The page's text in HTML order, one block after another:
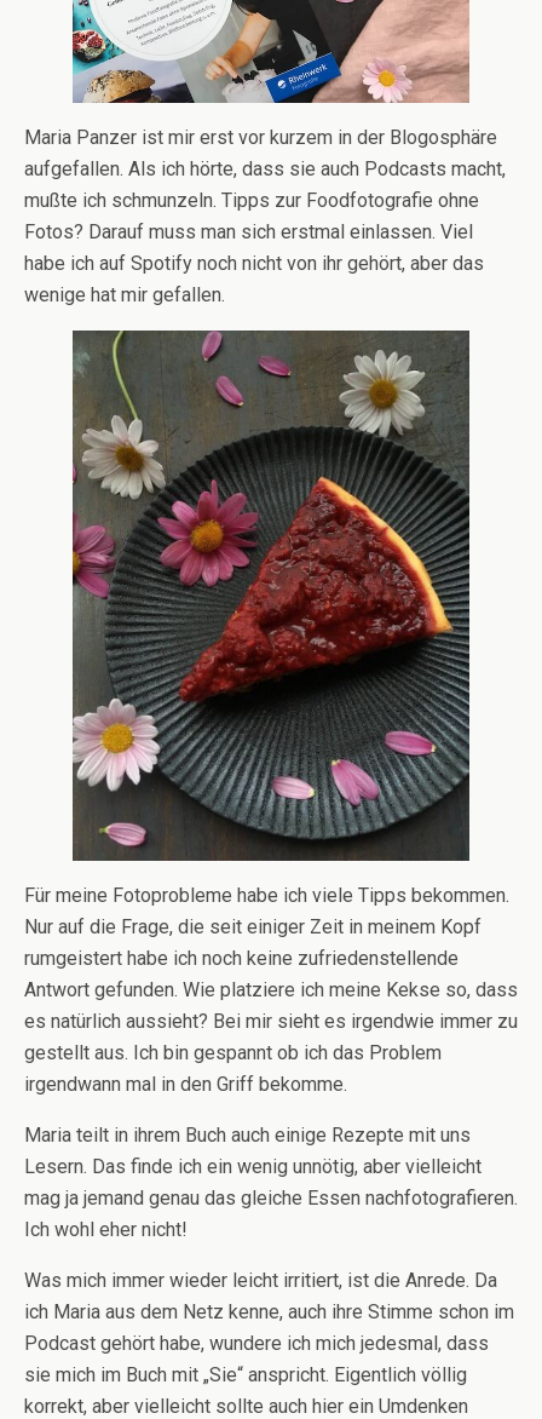
Maria Panzer ist mir erst vor kurzem in der Blogosphäre
aufgefallen. Als ich hörte, dass sie auch Podcasts macht,
mußte ich schmunzeln. Tipps zur Foodfotografie ohne
Fotos? Darauf muss man sich erstmal einlassen. Viel
habe ich auf Spotify noch nicht von ihr gehört, aber das
wenige hat mir gefallen.
Für meine Fotoprobleme habe ich viele Tipps bekommen.
Nur auf die Frage, die seit einiger Zeit in meinem Kopf
rumgeistert habe ich noch keine zufriedenstellende
Antwort gefunden. Wie platziere ich meine Kekse so, dass
es natürlich aussieht? Bei mir sieht es irgendwie immer zu
gestellt aus. Ich bin gespannt ob ich das Problem
irgendwann mal in den Griff bekomme.
Maria teilt in ihrem Buch auch einige Rezepte mit uns
Lesern. Das finde ich ein wenig unnötig, aber vielleicht
mag ja jemand genau das gleiche Essen nachfotografieren.
Ich wohl eher nicht!
Was mich immer wieder leicht irritiert, ist die Anrede. Da
ich Maria aus dem Netz kenne, auch ihre Stimme schon im
Podcast gehört habe, wundere ich mich jedesmal, dass
sie mich im Buch mit „Sie“ anspricht. Eigentlich völlig
korrekt, aber vielleicht sollte auch hier ein Umdenken